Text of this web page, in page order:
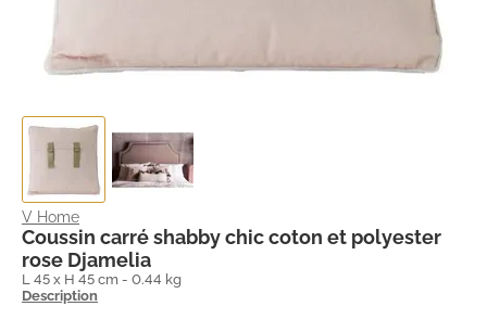
V Home
Coussin carré shabby chic coton et polyester
rose Djamelia
L 45 x H 45 cm - 0.44 kg
Description